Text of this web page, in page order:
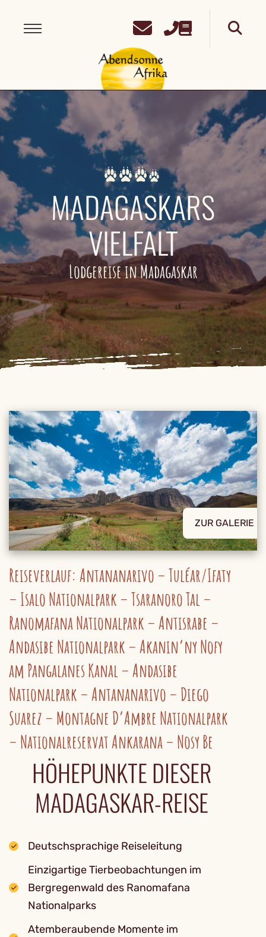
MADAGASKARS
VIELFALT
Lodgereise in Madagaskar
ZUR GALERIE
Reiseverlauf: Antananarivo – Tuléar/Ifaty
– Isalo Nationalpark – Tsaranoro Tal –
Ranomafana Nationalpark – Antisrabe –
Andasibe Nationalpark – Akanin’ny Nofy
am Pangalanes Kanal – Andasibe
Nationalpark – Antananarivo – Diego
Suarez – Montagne D’Ambre Nationalpark
– Nationalreservat Ankarana – Nosy Be
HÖHEPUNKTE DIESER
MADAGASKAR-REISE
Deutschsprachige Reiseleitung
Einzigartige Tierbeobachtungen im
Bergregenwald des Ranomafana
Nationalparks
Atemberaubende Momente im